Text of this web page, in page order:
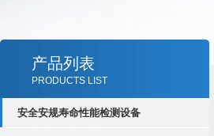
产品列表
PRODUCTS LIST
安全安规寿命性能检测设备